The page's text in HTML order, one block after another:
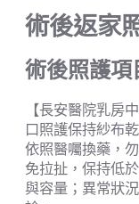
術後返家
術後照護項
【長安醫院乳房
口照護保持紗布
依照醫囑換藥，
免拉扯，保持低
與容量；異常狀